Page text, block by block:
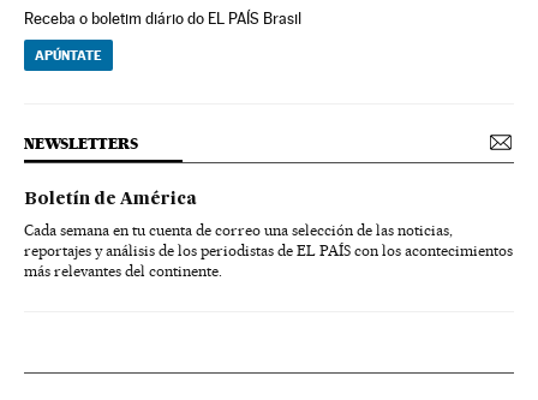
Receba o boletim diário do EL PAÍS Brasil
APÚNTATE
NEWSLETTERS
Boletín de América
Cada semana en tu cuenta de correo una selección de las noticias,
reportajes y análisis de los periodistas de EL PAÍS con los acontecimientos
más relevantes del continente.